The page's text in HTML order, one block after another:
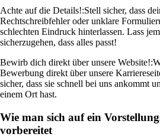
Achte auf die Details!:Stell sicher, dass
Rechtschreibfehler oder unklare
schlechten Eindruck hinterlassen. Lass
sicherzugehen, dass alles passt!
Bewirb dich direkt über unsere Website!:
Bewerbung direkt über unsere
sicher, dass sie schnell bei uns ankommt
einem Ort hast.
Wie man sich auf ein
vorbereitet